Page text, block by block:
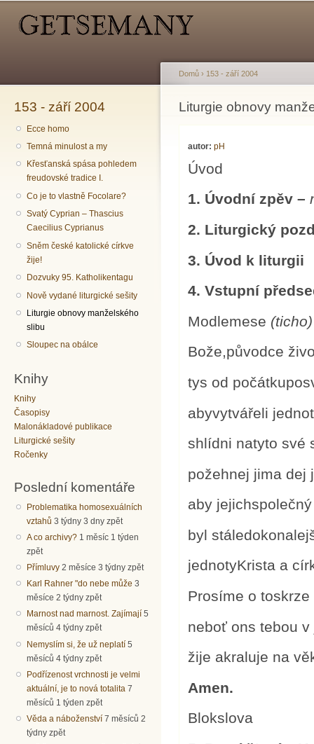
153 - září 2004
Ecce homo
Temná minulost a my
Křesťanská spása pohledem
freudovské tradice I.
Co je to vlastně Focolare?
Svatý Cyprian – Thascius
Caecilius Cyprianus
Sněm české katolické církve
žije!
Dozvuky 95. Katholikentagu
Nově vydané liturgické sešity
Liturgie obnovy manželského
slibu
Sloupec na obálce
Knihy
Knihy
Časopisy
Malonákladové publikace
Liturgické sešity
Ročenky
Poslední komentáře
Problematika homosexuálních
vztahů 3 týdny 3 dny zpět
A co archivy? 1 měsíc 1 týden
zpět
Přímluvy 2 měsíce 3 týdny zpět
Karl Rahner "do nebe může 3
měsíce 2 týdny zpět
Marnost nad marnost. Zajímají 5
měsíců 4 týdny zpět
Nemyslím si, že už neplatí 5
měsíců 4 týdny zpět
Podřízenost vrchnosti je velmi
aktuální, je to nová totalita 7
měsíců 1 týden zpět
Věda a náboženství 7 měsíců 2
týdny zpět
Jste zde
Domů › 153 - září 2004
Liturgie obnovy
autor:pH
Úvod
1. Úvodní zpěv –
2. Liturgický
3. Úvod k liturgii
4. Vstupní
Modlemese (ticho)
Bože,původce
tys od
abyvytvářeli
shlídni natyto své
požehnej jima dej
aby
byl
jednotyKrista a
Prosíme o
neboť ons tebou
žije akraluje na
Amen.
Blokslova